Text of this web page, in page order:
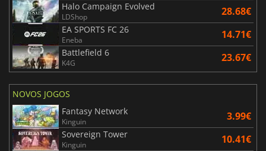
Halo Campaign Evolved
LDShop 28.68€
EA SPORTS FC 26
Eneba 14.71€
Battlefield 6
K4G 23.67€
NOVOS JOGOS
Fantasy Network
Kinguin 3.99€
Sovereign Tower
Kinguin 10.41€